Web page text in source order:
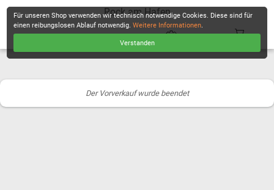
Rock am Hafen
Der Vorverkauf wurde beendet
Für unseren Shop verwenden wir technisch notwendige Cookies. Diese sind für
einen reibungslosen Ablauf notwendig.Weitere Informationen.
Verstanden